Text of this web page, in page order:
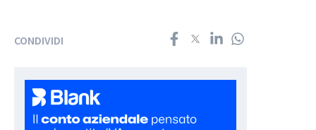
CONDIVIDI